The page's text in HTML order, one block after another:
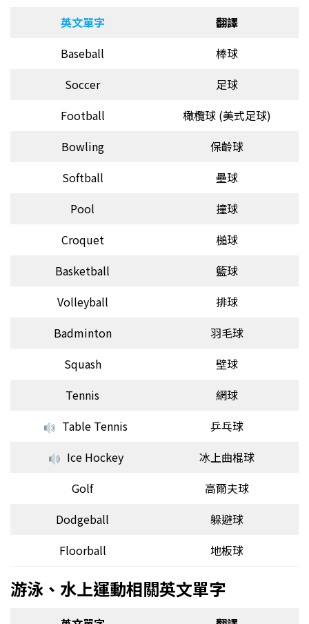
英文單字
翻譯
Baseball
棒球
Soccer
足球
Football
橄欖球 (美式足球)
Bowling
保齡球
Softball
壘球
Pool
撞球
Croquet
槌球
Basketball
籃球
Volleyball
排球
Badminton
羽毛球
Squash
壁球
Tennis
網球
Table Tennis
乒乓球
Ice Hockey
冰上曲棍球
Golf
高爾夫球
Dodgeball
躲避球
Floorball
地板球
游泳、水上運動相關英文單字